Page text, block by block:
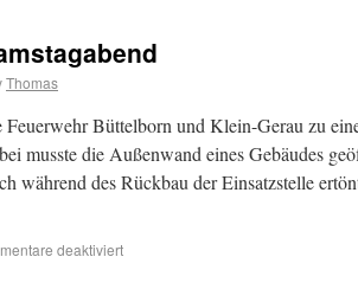
Thomas
Büttelborn und Klein-Gerau zu
musste die Außenwand eines Gebäudes
während des Rückbau der Einsatzstelle
deaktiviert